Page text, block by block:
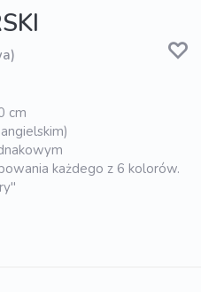
cm
każdego z 6 kolorów.